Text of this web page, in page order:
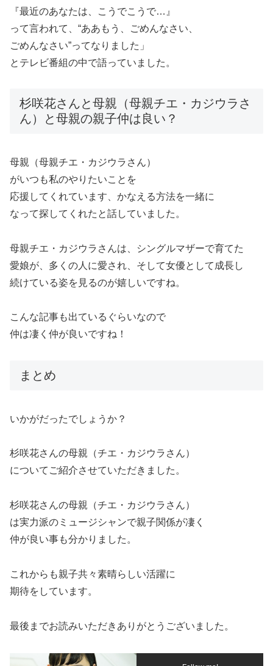
『最近のあなたは、こうでこうで…』
って言われて、“ああもう、ごめんなさい、
ごめんなさい”ってなりました」
とテレビ番組の中で語っていました。
杉咲花さんと母親（母親チエ・カジウラさ
ん）と母親の親子仲は良い？
母親（母親チエ・カジウラさん）
がいつも私のやりたいことを
応援してくれています、かなえる方法を一緒に
なって探してくれたと話していました。
母親チエ・カジウラさんは、シングルマザーで育てた
愛娘が、多くの人に愛され、そして女優として成長し
続けている姿を見るのが嬉しいですね。
こんな記事も出ているぐらいなので
仲は凄く仲が良いですね！
まとめ
いかがだったでしょうか？
杉咲花さんの母親（チエ・カジウラさん）
についてご紹介させていただきました。
杉咲花さんの母親（チエ・カジウラさん）
は実力派のミュージシャンで親子関係が凄く
仲が良い事も分かりました。
これからも親子共々素晴らしい活躍に
期待をしています。
最後までお読みいただきありがとうございました。